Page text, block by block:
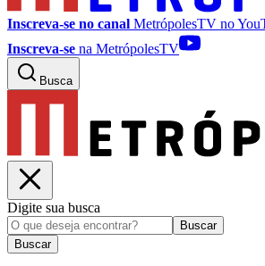
Inscreva-se no canal MetrópolesTV no
Inscreva-se na MetrópolesTV
Busca
Digite sua busca
Buscar
Buscar